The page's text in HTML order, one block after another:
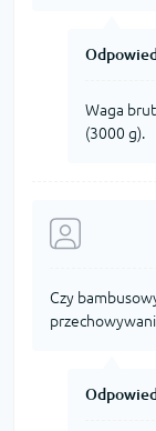
Waga
(3000 g).
Czy